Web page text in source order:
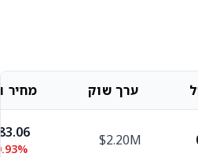
ערך שוק מחיר
$2.20M